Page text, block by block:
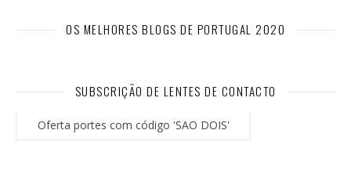
OS MELHORES BLOGS DE PORTUGAL 2020
SUBSCRIÇÃO DE LENTES DE CONTACTO
Oferta portes com código 'SAO DOIS'